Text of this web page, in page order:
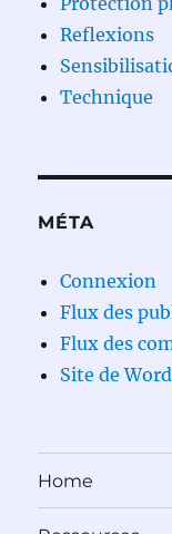
Reflexions
Technique
MÉTA
Connexion
Flux des
Flux des
Site de
Home